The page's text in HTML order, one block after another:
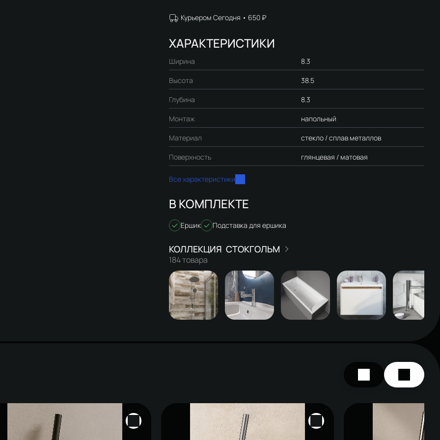
Курьером Сегодня 650 ₽
ХАРАКТЕРИСТИКИ
Ширина 8.3
Высота 38.5
Глубина 8.3
Монтаж напольный
Материал стекло / сплав металлов
Поверхность глянцевая / матовая
Все характеристики
В КОМПЛЕКТЕ
Ершик Подставка для ершика
СТОКГОЛЬМ
184 товара